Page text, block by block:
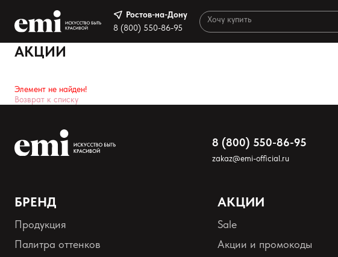
Ростов-на-Дону
8 (800) 550-86-95
Ростов-на-Дону
8 (800) 550-86-95
Палитра
Оплата и доставка
Программа лояльности
О нас
Контакты
АКЦИИ
Элемент не найден!
Возврат к списку
8 (800) 550-86-95
zakaz@emi-official.ru
БРЕНД
Продукция
Палитра оттенков
АКЦИИ
Sale
Акции и промокоды